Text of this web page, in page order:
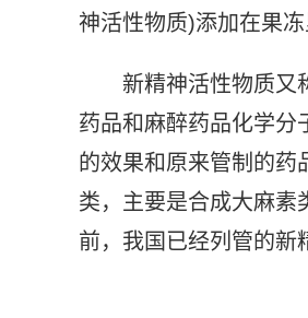
神活性物质)添加在果冻
新精神活性物质又
药品和麻醉药品化学分
的效果和原来管制的药
类，主要是合成大麻素
前，我国已经列管的新